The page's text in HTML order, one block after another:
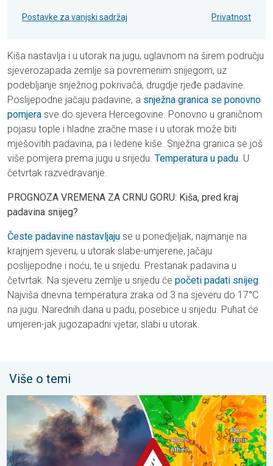
Postavke za vanjski sadržaj Privatnost
Kiša nastavlja i u utorak na jugu, uglavnom na širem području
sjeverozapada zemlje sa povremenim snijegom, uz
podebljanje snježnog pokrivača, drugdje rjeđe padavine.
Poslijepodne jačaju padavine, a snježna granica se ponovno
pomjera sve do sjevera Hercegovine. Ponovno u graničnom
pojasu tople i hladne zračne mase i u utorak može biti
mješovitih padavina, pa i ledene kiše. Snježna granica se još
više pomjera prema jugu u srijedu. Temperatura u padu. U
četvrtak razvedravanje.
PROGNOZA VREMENA ZA CRNU GORU: Kiša, pred kraj
padavina snijeg?
Česte padavine nastavljaju se u ponedjeljak, najmanje na
krajnjem sjeveru, u utorak slabe-umjerene, jačaju
poslijepodne i noću, te u srijedu. Prestanak padavina u
četvrtak. Na sjeveru zemlje u srijedu će početi padati snijeg.
Najviša dnevna temperatura zraka od 3 na sjeveru do 17°C
na jugu. Narednih dana u padu, posebice u srijedu. Puhat će
umjeren-jak jugozapadni vjetar, slabi u utorak.
Više o temi
Olujni vjetar rasplamsava vatru. Vruće i jak vjetar. . . petak, 31.